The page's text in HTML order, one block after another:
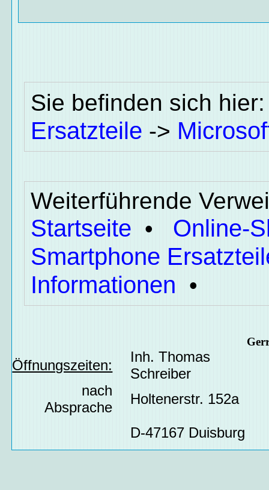
Sie befinden sich
Ersatzteile ->
Weiterführende
Startseite • Online-
Smartphone
Informationen •
Öffnungszeiten:
Inh. Thomas
Schreiber
nach
Absprache
Holtenerstr. 152a
D-47167 Duisburg